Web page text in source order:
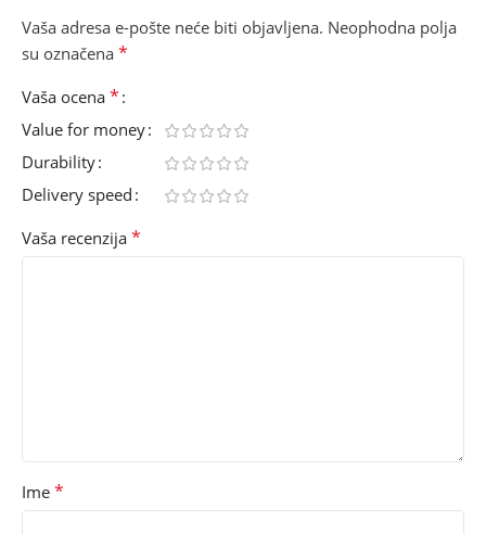
Vaša adresa e-pošte neće biti objavljena. Neophodna polja
su označena *
Vaša ocena *
Value for money
Durability
Delivery speed
Vaša recenzija *
Ime *